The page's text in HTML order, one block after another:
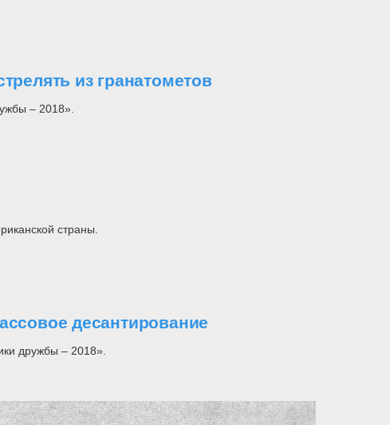
из гранатометов
– 2018».
страны.
десантирование
дружбы – 2018».